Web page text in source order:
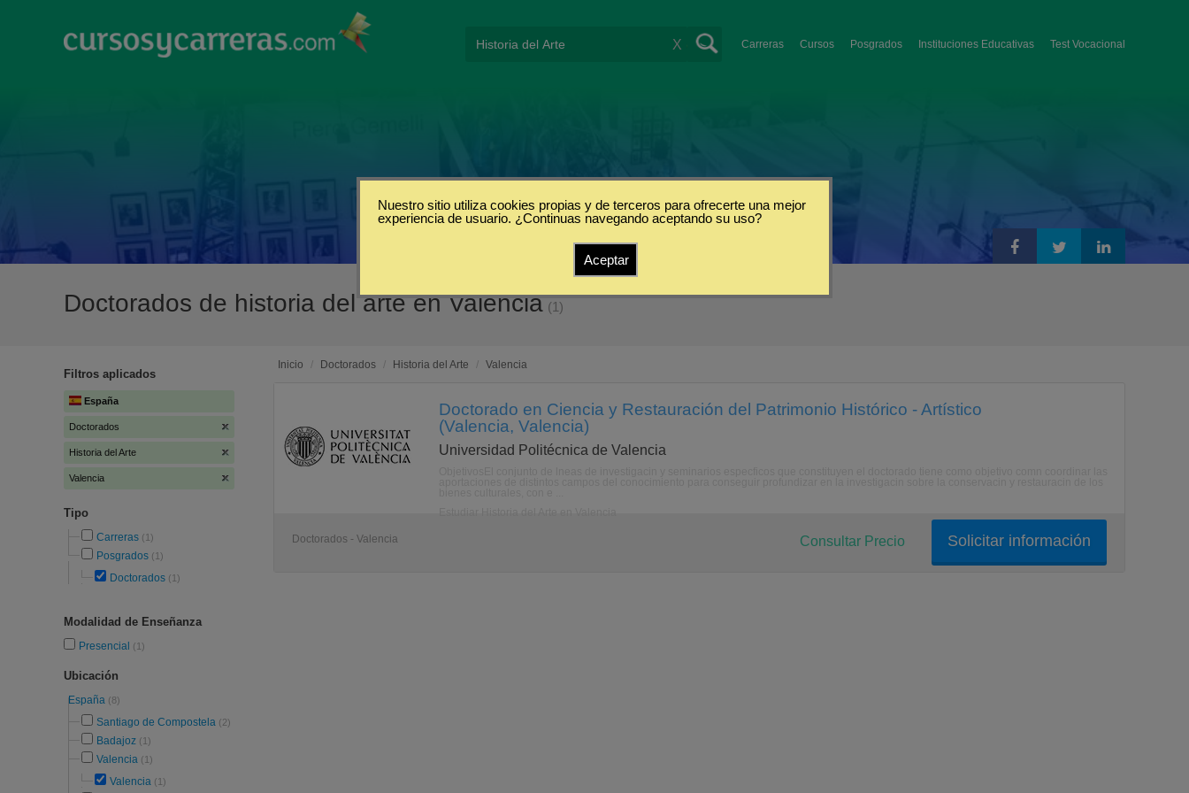
Carreras Cursos Posgrados Instituciones Educativas Test Vocacional
X
Doctorados de historia del arte en Valencia (1)
Filtros aplicados
España
Doctorados
Historia del Arte
Valencia
Tipo
Carreras (1)
Posgrados (1)
Doctorados (1)
Modalidad de Enseñanza
Presencial (1)
Ubicación
España (8)
Santiago de Compostela (2)
Badajoz (1)
Valencia (1)
Valencia (1)
Inicio / Doctorados / Historia del Arte / Valencia
Doctorado en Ciencia y Restauración del Patrimonio Histórico - Artístico
(Valencia, Valencia)
Universidad Politécnica de Valencia
Doctorados - Valencia Solicitar información
Consultar Precio
Nuestro sitio utiliza cookies propias y de terceros para ofrecerte una mejor
experiencia de usuario. ¿Continuas navegando aceptando su uso?
Aceptar